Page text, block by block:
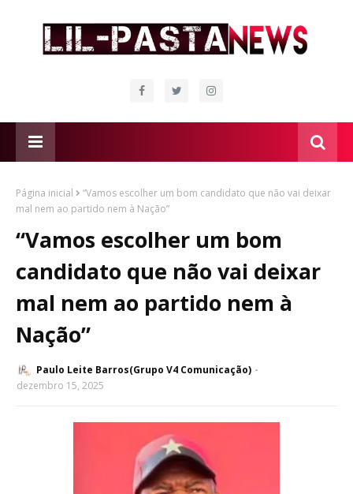
Página inicial
“Vamos escolher um bom candidato que não vai deixar
mal nem ao partido nem à Nação”
“Vamos escolher um bom
candidato que não vai deixar
mal nem ao partido nem à
Nação”
Paulo Leite Barros(Grupo V4 Comunicação)
dezembro 15, 2025